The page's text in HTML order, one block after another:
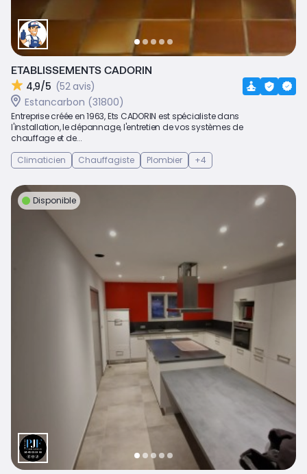
ETABLISSEMENTS CADORIN
4,9/5 (52 avis)
Estancarbon (31800)
Entreprise créée en 1963, Ets CADORIN est spécialiste dans
l'installation, le dépannage, l'entretien de vos systèmes de
chauffage et de...
Climaticien
Chauffagiste Plombier +4
Disponible